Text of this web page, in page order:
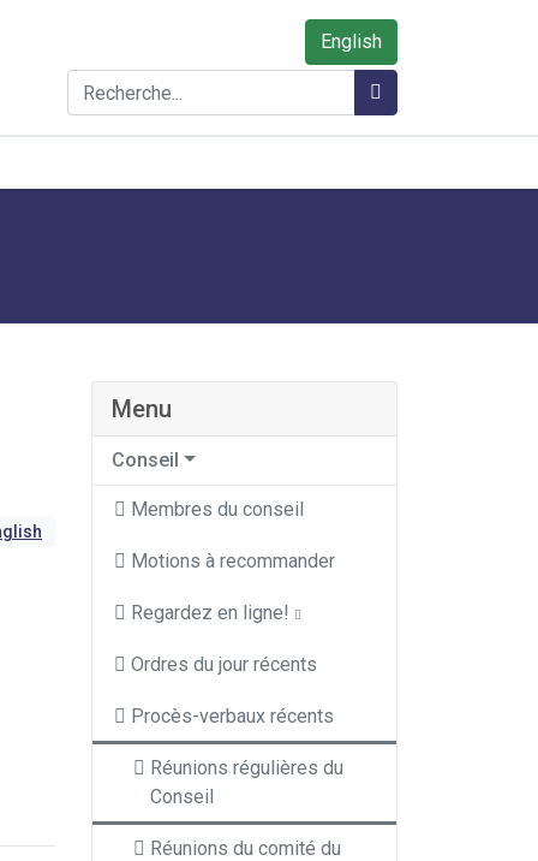
English
Rechercher
Menu
Conseil
Membres du conseil
Motions à recommander
Regardez en ligne!
Ordres du jour récents
Procès-verbaux récents
Réunions régulières du
Conseil
Réunions du comité du